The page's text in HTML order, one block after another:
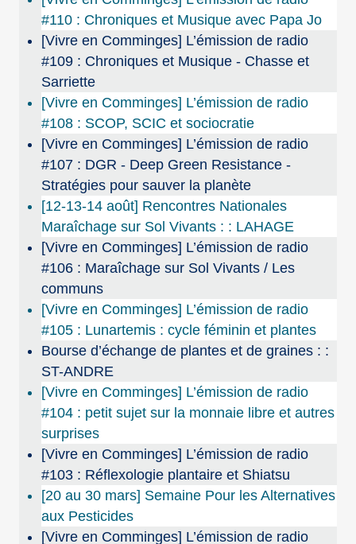
#110 : Chroniques et Musique avec Papa Jo
[Vivre en Comminges] L’émission de radio
#109 : Chroniques et Musique - Chasse et
Sarriette
[Vivre en Comminges] L’émission de radio
#108 : SCOP, SCIC et sociocratie
[Vivre en Comminges] L’émission de radio
#107 : DGR - Deep Green Resistance -
Stratégies pour sauver la planète
[12-13-14 août] Rencontres Nationales
Maraîchage sur Sol Vivants : : LAHAGE
[Vivre en Comminges] L’émission de radio
#106 : Maraîchage sur Sol Vivants / Les
communs
[Vivre en Comminges] L’émission de radio
#105 : Lunartemis : cycle féminin et plantes
Bourse d’échange de plantes et de graines : :
ST-ANDRE
[Vivre en Comminges] L’émission de radio
#104 : petit sujet sur la monnaie libre et autres
surprises
[Vivre en Comminges] L’émission de radio
#103 : Réflexologie plantaire et Shiatsu
[20 au 30 mars] Semaine Pour les Alternatives
aux Pesticides
[Vivre en Comminges] L’émission de radio